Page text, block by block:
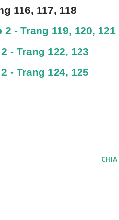
116, 117, 118
- Trang 119, 120, 121
- Trang 122, 123
- Trang 124, 125
CHIA